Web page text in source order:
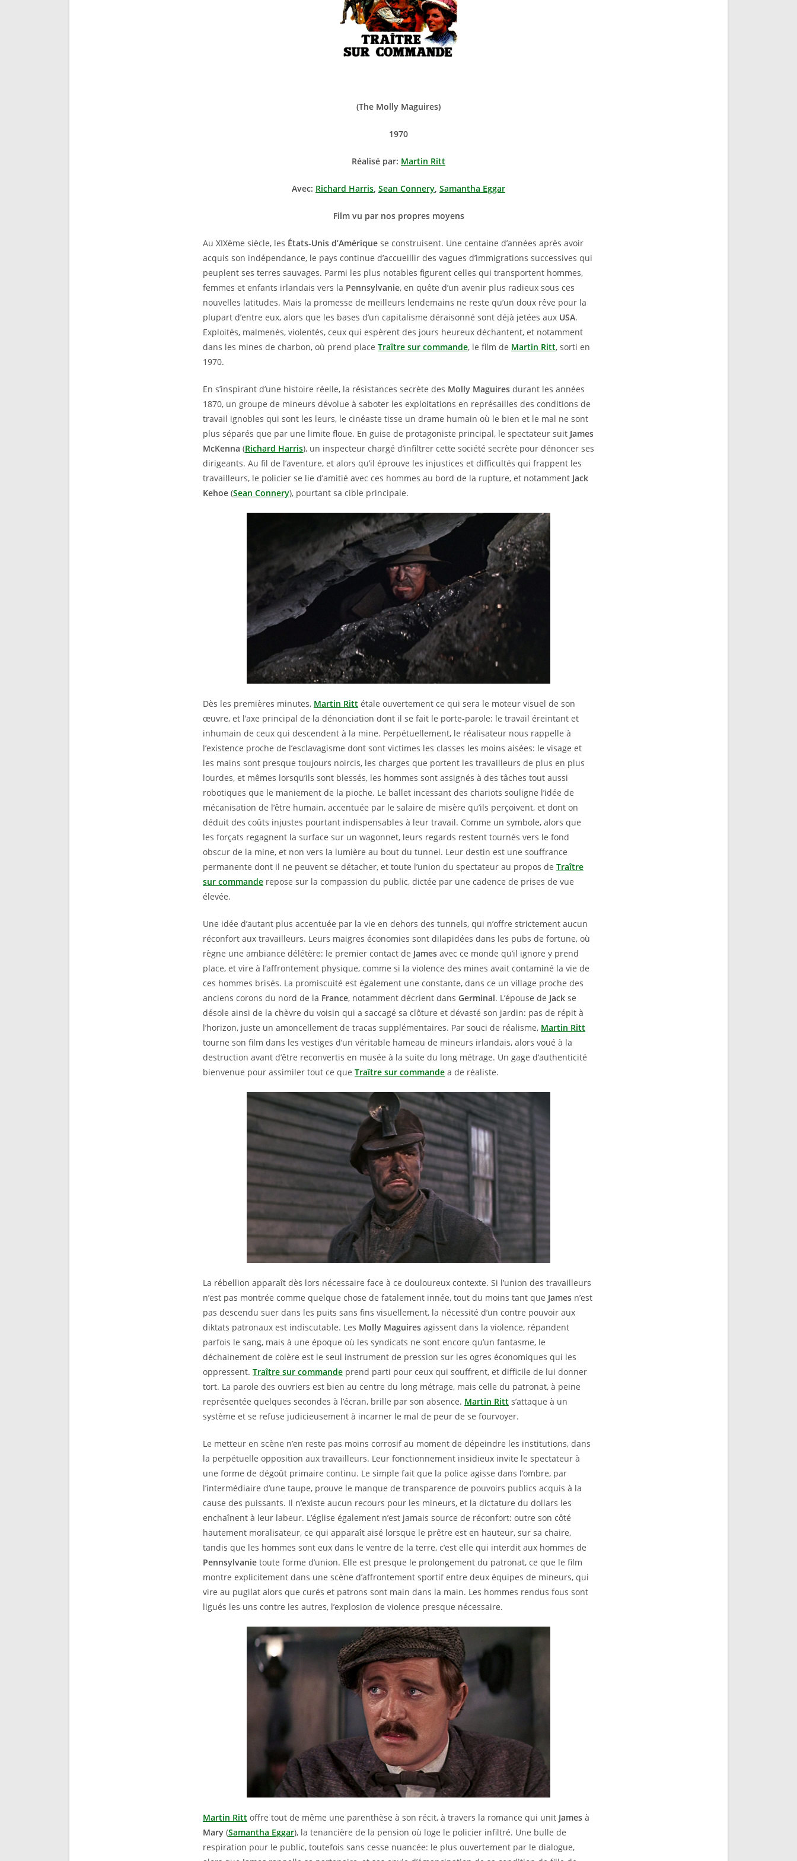
(The Molly Maguires)
1970
Réalisé par: Martin Ritt
Avec: Richard Harris, Sean Connery, Samantha Eggar
Film vu par nos propres moyens
Au XIXème siècle, les États-Unis d’Amérique se construisent. Une centaine d’années après avoir
acquis son indépendance, le pays continue d’accueillir des vagues d’immigrations successives qui
peuplent ses terres sauvages. Parmi les plus notables figurent celles qui transportent hommes,
femmes et enfants irlandais vers la Pennsylvanie, en quête d’un avenir plus radieux sous ces
nouvelles latitudes. Mais la promesse de meilleurs lendemains ne reste qu’un doux rêve pour la
plupart d’entre eux, alors que les bases d’un capitalisme déraisonné sont déjà jetées aux USA.
Exploités, malmenés, violentés, ceux qui espèrent des jours heureux déchantent, et notamment
dans les mines de charbon, où prend place Traître sur commande, le film de Martin Ritt, sorti en
1970.
En s’inspirant d’une histoire réelle, la résistances secrète des Molly Maguires durant les années
1870, un groupe de mineurs dévolue à saboter les exploitations en représailles des conditions de
travail ignobles qui sont les leurs, le cinéaste tisse un drame humain où le bien et le mal ne sont
plus séparés que par une limite floue. En guise de protagoniste principal, le spectateur suit James
McKenna (Richard Harris), un inspecteur chargé d’infiltrer cette société secrète pour dénoncer ses
dirigeants. Au fil de l’aventure, et alors qu’il éprouve les injustices et difficultés qui frappent les
travailleurs, le policier se lie d’amitié avec ces hommes au bord de la rupture, et notamment Jack
Kehoe (Sean Connery), pourtant sa cible principale.
Dès les premières minutes, Martin Ritt étale ouvertement ce qui sera le moteur visuel de son
œuvre, et l’axe principal de la dénonciation dont il se fait le porte-parole: le travail éreintant et
inhumain de ceux qui descendent à la mine. Perpétuellement, le réalisateur nous rappelle à
l’existence proche de l’esclavagisme dont sont victimes les classes les moins aisées: le visage et
les mains sont presque toujours noircis, les charges que portent les travailleurs de plus en plus
lourdes, et mêmes lorsqu’ils sont blessés, les hommes sont assignés à des tâches tout aussi
robotiques que le maniement de la pioche. Le ballet incessant des chariots souligne l’idée de
mécanisation de l’être humain, accentuée par le salaire de misère qu’ils perçoivent, et dont on
déduit des coûts injustes pourtant indispensables à leur travail. Comme un symbole, alors que
les forçats regagnent la surface sur un wagonnet, leurs regards restent tournés vers le fond
obscur de la mine, et non vers la lumière au bout du tunnel. Leur destin est une souffrance
permanente dont il ne peuvent se détacher, et toute l’union du spectateur au propos de Traître
sur commande repose sur la compassion du public, dictée par une cadence de prises de vue
élevée.
Une idée d’autant plus accentuée par la vie en dehors des tunnels, qui n’offre strictement aucun
réconfort aux travailleurs. Leurs maigres économies sont dilapidées dans les pubs de fortune, où
règne une ambiance délétère: le premier contact de James avec ce monde qu’il ignore y prend
place, et vire à l’affrontement physique, comme si la violence des mines avait contaminé la vie de
ces hommes brisés. La promiscuité est également une constante, dans ce un village proche des
anciens corons du nord de la France, notamment décrient dans Germinal. L’épouse de Jack se
désole ainsi de la chèvre du voisin qui a saccagé sa clôture et dévasté son jardin: pas de répit à
l’horizon, juste un amoncellement de tracas supplémentaires. Par souci de réalisme, Martin Ritt
tourne son film dans les vestiges d’un véritable hameau de mineurs irlandais, alors voué à la
destruction avant d’être reconvertis en musée à la suite du long métrage. Un gage d’authenticité
bienvenue pour assimiler tout ce que Traître sur commande a de réaliste.
La rébellion apparaît dès lors nécessaire face à ce douloureux contexte. Si l’union des travailleurs
n’est pas montrée comme quelque chose de fatalement innée, tout du moins tant que James n’est
pas descendu suer dans les puits sans fins visuellement, la nécessité d’un contre pouvoir aux
diktats patronaux est indiscutable. Les Molly Maguires agissent dans la violence, répandent
parfois le sang, mais à une époque où les syndicats ne sont encore qu’un fantasme, le
déchainement de colère est le seul instrument de pression sur les ogres économiques qui les
oppressent. Traître sur commande prend parti pour ceux qui souffrent, et difficile de lui donner
tort. La parole des ouvriers est bien au centre du long métrage, mais celle du patronat, à peine
représentée quelques secondes à l’écran, brille par son absence. Martin Ritt s’attaque à un
système et se refuse judicieusement à incarner le mal de peur de se fourvoyer.
Le metteur en scène n’en reste pas moins corrosif au moment de dépeindre les institutions, dans
la perpétuelle opposition aux travailleurs. Leur fonctionnement insidieux invite le spectateur à
une forme de dégoût primaire continu. Le simple fait que la police agisse dans l’ombre, par
l’intermédiaire d’une taupe, prouve le manque de transparence de pouvoirs publics acquis à la
cause des puissants. Il n’existe aucun recours pour les mineurs, et la dictature du dollars les
enchaînent à leur labeur. L’église également n’est jamais source de réconfort: outre son côté
hautement moralisateur, ce qui apparaît aisé lorsque le prêtre est en hauteur, sur sa chaire,
tandis que les hommes sont eux dans le ventre de la terre, c’est elle qui interdit aux hommes de
Pennsylvanie toute forme d’union. Elle est presque le prolongement du patronat, ce que le film
montre explicitement dans une scène d’affrontement sportif entre deux équipes de mineurs, qui
vire au pugilat alors que curés et patrons sont main dans la main. Les hommes rendus fous sont
ligués les uns contre les autres, l’explosion de violence presque nécessaire.
Martin Ritt offre tout de même une parenthèse à son récit, à travers la romance qui unit James à
Mary (Samantha Eggar), la tenancière de la pension où loge le policier infiltré. Une bulle de
respiration pour le public, toutefois sans cesse nuancée: le plus ouvertement par le dialogue,